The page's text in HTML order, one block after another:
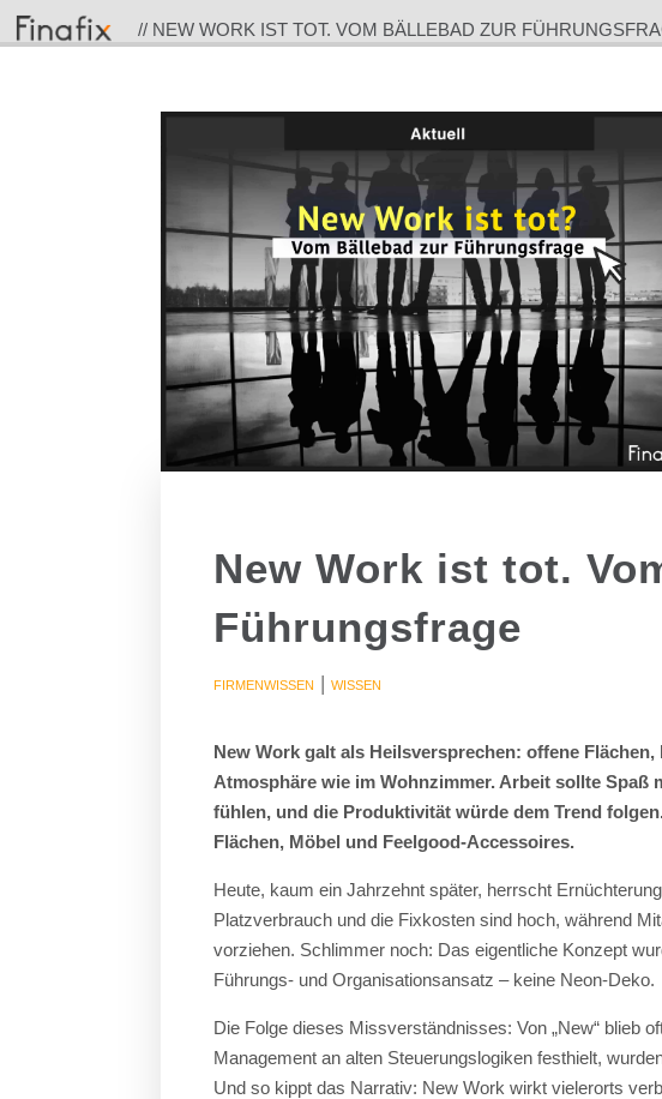
// NEW WORK IST TOT. VOM BÄLLEBAD ZUR
New Work ist tot.
Führungsfrage
FIRMENWISSEN |WISSEN
New Work galt als Heilsversprechen: offene
Atmosphäre wie im Wohnzimmer. Arbeit sollte Spaß
fühlen, und die Produktivität würde dem Trend
Flächen, Möbel und Feelgood-Accessoires.
Heute, kaum ein Jahrzehnt später, herrscht
Platzverbrauch und die Fixkosten sind hoch, während
vorziehen. Schlimmer noch: Das eigentliche Konzept
Führungs- und Organisationsansatz – keine Neon-Deko.
Die Folge dieses Missverständnisses: Von „New“ blieb
Management an alten Steuerungslogiken festhielt,
Und so kippt das Narrativ: New Work wirkt vielerorts